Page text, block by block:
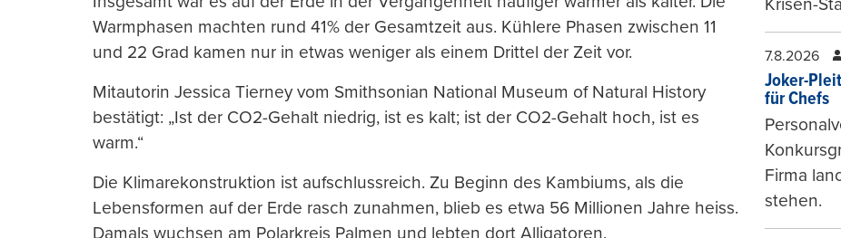
Warmphasen machten rund 41% der Gesamtzeit aus. Kühlere Phasen zwischen 11
und 22 Grad kamen nur in etwas weniger als einem Drittel der Zeit vor.
Mitautorin Jessica Tierney vom Smithsonian National Museum of Natural History
bestätigt: „Ist der CO2-Gehalt niedrig, ist es kalt; ist der CO2-Gehalt hoch, ist es
warm.“
Die Klimarekonstruktion ist aufschlussreich. Zu Beginn des Kambiums, als die
Lebensformen auf der Erde rasch zunahmen, blieb es etwa 56 Millionen Jahre heiss.
Damals wuchsen am Polarkreis Palmen und lebten dort Alligatoren.
7.8.2026
Joker-
für Chefs
Firma
stehen.